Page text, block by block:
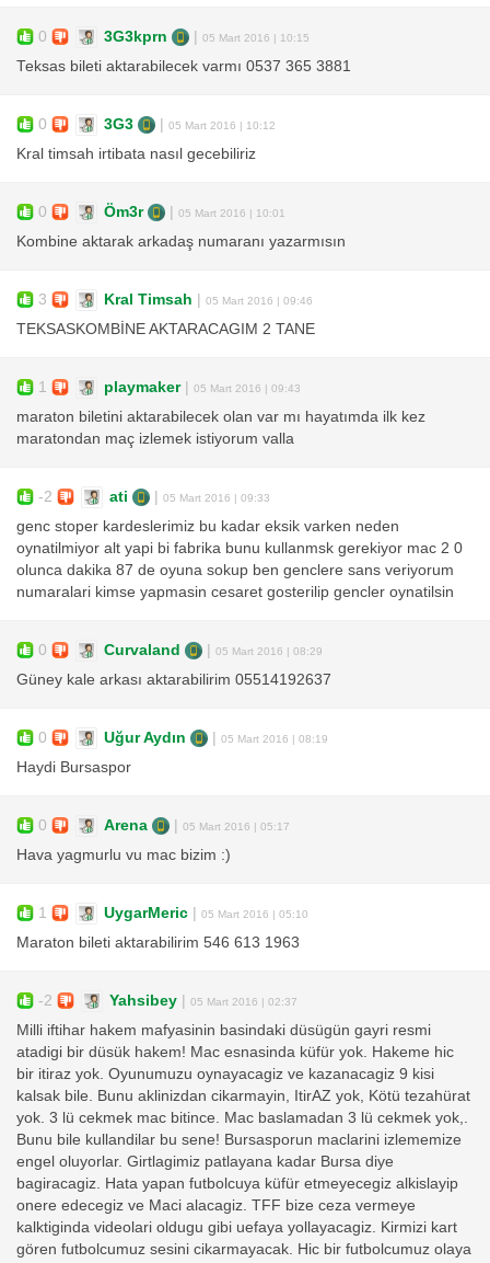
0 3G3kprn 05 Mart 2016 | 10:15
Teksas bileti aktarabilecek varmı 0537 365 3881
0 3G3 05 Mart 2016 | 10:12
Kral timsah irtibata nasıl gecebiliriz
0 Öm3r 05 Mart 2016 | 10:01
Kombine aktarak arkadaş numaranı yazarmısın
3 Kral Timsah 05 Mart 2016 | 09:46
TEKSASKOMBİNE AKTARACAGIM 2 TANE
1 playmaker| 05 Mart 2016 | 09:43
maraton biletini aktarabilecek olan var mı hayatımda ilk kez
maratondan maç izlemek istiyorum valla
-2 ati 05 Mart 2016 | 09:33
genc stoper kardeslerimiz bu kadar eksik varken neden
oynatilmiyor alt yapi bi fabrika bunu kullanmsk gerekiyor mac 2 0
olunca dakika 87 de oyuna sokup ben genclere sans veriyorum
numaralari kimse yapmasin cesaret gosterilip gencler oynatilsin
0 Curvaland 05 Mart 2016 | 08:29
Güney kale arkası aktarabilirim 05514192637
0 Uğur Aydın 05 Mart 2016 | 08:19
Haydi Bursaspor
0 Arena 05 Mart 2016 | 05:17
Hava yagmurlu vu mac bizim :)
1 UygarMeric 05 Mart 2016 | 05:10
Maraton bileti aktarabilirim 546 613 1963
-2 Yahsibey 05 Mart 2016 | 02:37
Milli iftihar hakem mafyasinin basindaki düsügün gayri resmi
atadigi bir düsük hakem! Mac esnasinda küfür yok. Hakeme hic
bir itiraz yok. Oyunumuzu oynayacagiz ve kazanacagiz 9 kisi
kalsak bile. Bunu aklinizdan cikarmayin, ItirAZ yok, Kötü tezahürat
yok. 3 lü cekmek mac bitince. Mac baslamadan 3 lü cekmek yok,.
Bunu bile kullandilar bu sene! Bursasporun maclarini izlememize
engel oluyorlar. Girtlagimiz patlayana kadar Bursa diye
bagiracagiz. Hata yapan futbolcuya küfür etmeyecegiz alkislayip
onere edecegiz ve Maci alacagiz. TFF bize ceza vermeye
kalktiginda videolari oldugu gibi uefaya yollayacagiz. Kirmizi kart
gören futbolcumuz sesini cikarmayacak. Hic bir futbolcumuz olaya